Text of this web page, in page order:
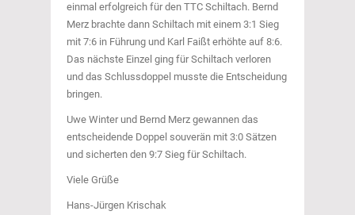
einmal erfolgreich für den TTC Schiltach. Bernd
Merz brachte dann Schiltach mit einem 3:1 Sieg
mit 7:6 in Führung und Karl Faißt erhöhte auf 8:6.
Das nächste Einzel ging für Schiltach verloren
und das Schlussdoppel musste die Entscheidung
bringen.
Uwe Winter und Bernd Merz gewannen das
entscheidende Doppel souverän mit 3:0 Sätzen
und sicherten den 9:7 Sieg für Schiltach.
Viele Grüße
Hans-Jürgen Krischak